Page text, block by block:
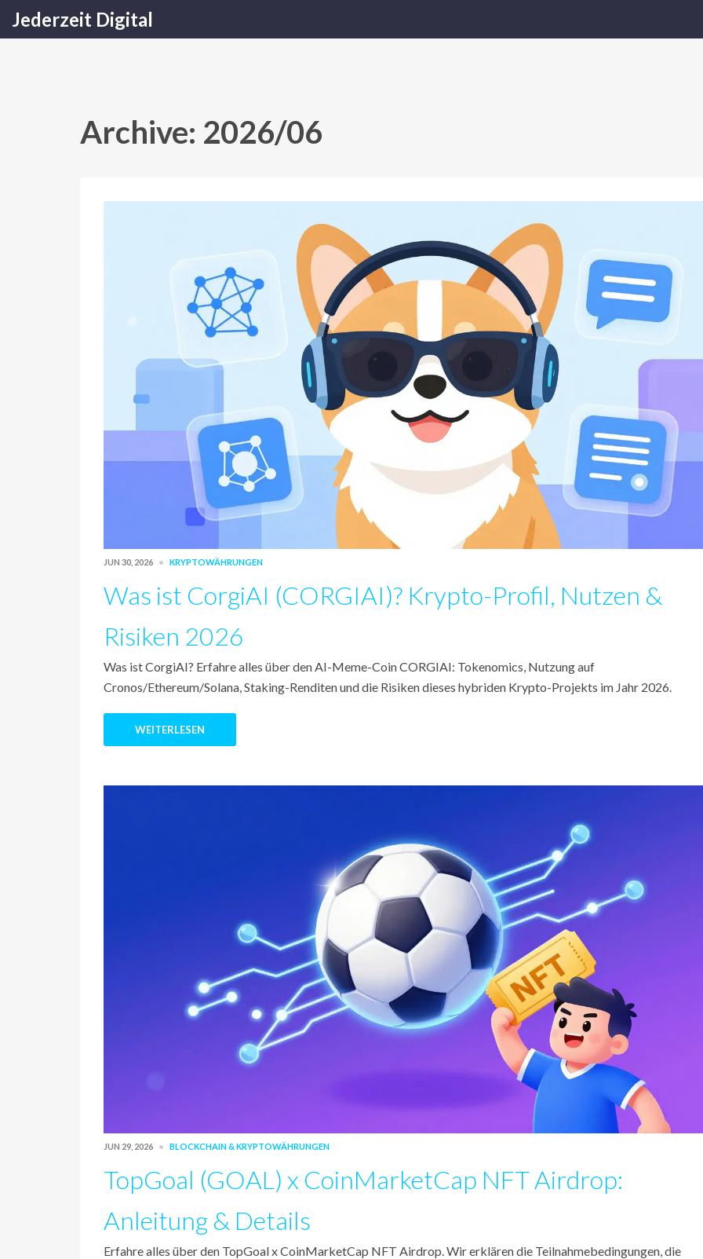
Jederzeit Digital
Archive: 2026/06
JUN 30, 2026 KRYPTOWÄHRUNGEN
Was ist CorgiAI (CORGIAI)? Krypto-Profil, Nutzen &
Risiken 2026
Was ist CorgiAI? Erfahre alles über den AI-Meme-Coin CORGIAI: Tokenomics, Nutzung auf
Cronos/Ethereum/Solana, Staking-Renditen und die Risiken dieses hybriden Krypto-Projekts im Jahr 2026.
WEITERLESEN
JUN 29, 2026 BLOCKCHAIN & KRYPTOWÄHRUNGEN
TopGoal (GOAL) x CoinMarketCap NFT Airdrop:
Anleitung & Details
Erfahre alles über den TopGoal x CoinMarketCap NFT Airdrop. Wir erklären die Teilnahmebedingungen, die